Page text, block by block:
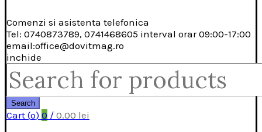
Comenzi si asistenta telefonica
Tel: 0740873789, 0741468605 interval orar 09:00-17:00
email:office@dovitmag.ro
inchide
Search
for:
Search
Cart (o) 0 / 0.00 lei